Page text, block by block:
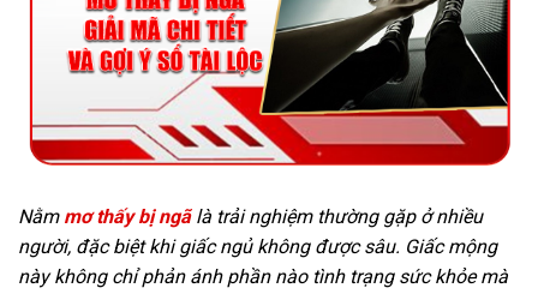
Nằm mơ thấy bị ngãlà trải nghiệm thường gặp ở nhiều
người, đặc biệt khi giấc ngủ không được sâu. Giấc mộng
này không chỉ phản ánh phần nào tình trạng sức khỏe mà